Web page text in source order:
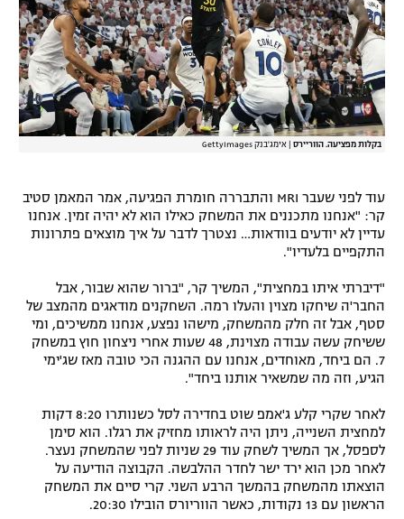
הצטרפות לחבילת הערוצים
לוח דרושים – ג'ובנט
תגיות
בקלות מפציעה. הווריירס אימג'בנק GettyImages
עוד לפני שעבר MRI והתבררה חומרת הפגיעה, אמר המאמן סטיב
קר: "אנחנו מתכננים את המשחק כאילו הוא לא יהיה זמין. אנחנו
עדיין לא יודעים בוודאות… נצטרך לדבר על איך מוצאים פתרונות
התקפיים בלעדיו".
"דיברתי איתו במחצית", המשיך קר, "ברור שהוא שבור, אבל
החבר'ה שיחקו מצוין והעלו רמה. השחקנים מודאגים מהמצב של
סטף, אבל זה חלק מהמשחק, מישהו נפצע, אנחנו ממשיכים, ומי
ששיחק עשה עבודה מצוינת, 48 שעות אחרי ניצחון חוץ במשחק
7. הם ביחד, מאוחדים, אנחנו עם ההגנה הכי טובה מאז שג'ימי
הגיע, וזה מה שמשאיר אותנו ביחד".
לאחר שקרי קלע ג'אמפ שוט בחדירה לסל כשנותרו 8:20 דקות
למחצית השנייה, ניתן היה לראותו מחזיק את רגלו. הוא סימן
לספסל, אך המשיך לשחק עוד 29 שניות לפני שהמשחק נעצר.
לאחר מכן הוא ירד ישר לחדר ההלבשה. הקבוצה הודיעה על
הוצאתו מהמשחק בהמשך הרבע השני. קרי סיים את המשחק
הראשון עם 13 נקודות, כאשר הווריורס הובילו 20:30.